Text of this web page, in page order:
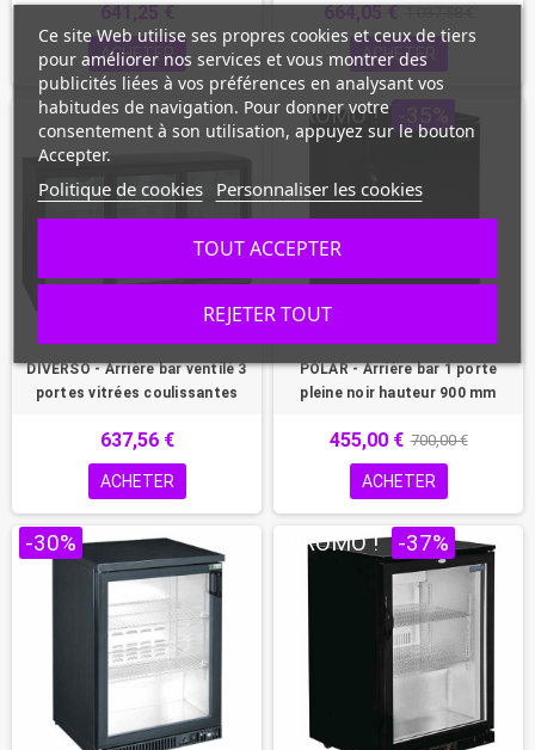
641,25 €
ACHETER
664,05 €
ACHETER
PROMO !
DIVERSO - Arrière bar ventilé 3
portes vitrées coulissantes
637,56 €
ACHETER
PROMO ! -35%
POLAR - Arrière bar 1 porte
pleine noir hauteur 900 mm
455,00 € 700,00 €
ACHETER
-30% PROMO ! -37%
Ce site Web utilise ses propres cookies et ceux de tiers
pour améliorer nos services et vous montrer des
publicités liées à vos préférences en analysant vos
habitudes de navigation. Pour donner votre
consentement à son utilisation, appuyez sur le bouton
Accepter.
Politique de cookies Personnaliser les cookies
REJETER TOUT
TOUT ACCEPTER